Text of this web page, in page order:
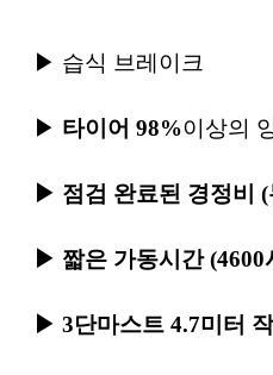
▶ 습식 브레이크
▶ 타이어 98%이상의
▶ 점검 완료된 경정비 (
▶ 짧은 가동시간(4600
▶ 3단마스트 4.7미터